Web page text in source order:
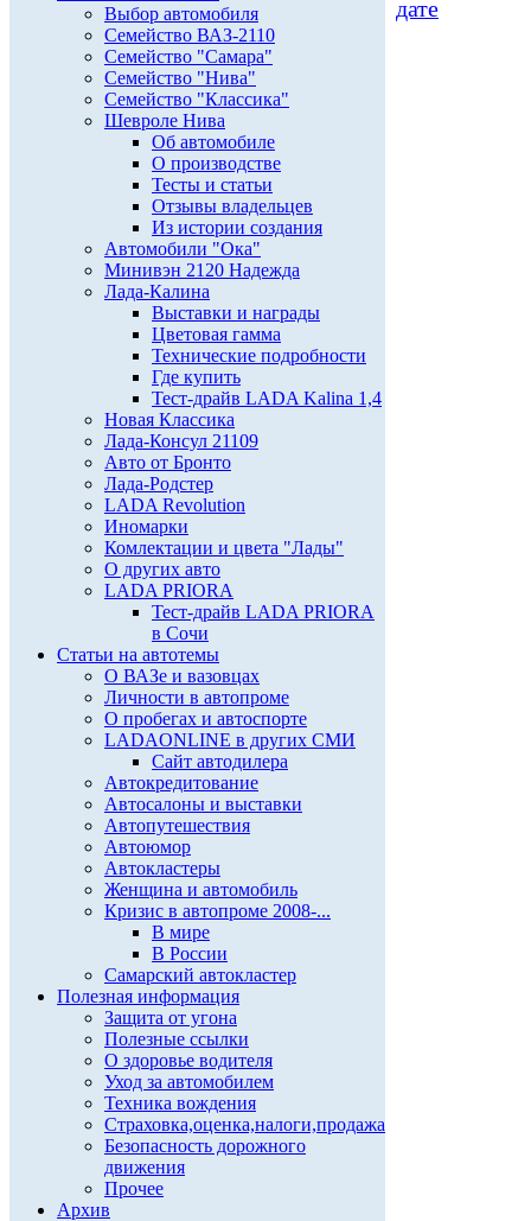
Выбор автомобиля
Семейство ВАЗ-2110
Семейство "Самара"
Семейство "Нива"
Семейство "Классика"
Шевроле Нива
Об автомобиле
О производстве
Тесты и статьи
Отзывы владельцев
Из истории создания
Автомобили "Ока"
Минивэн 2120 Надежда
Лада-Калина
Выставки и награды
Цветовая гамма
Технические подробности
Где купить
Тест-драйв LADA Kalina 1,4
Новая Классика
Лада-Консул 21109
Авто от Бронто
Лада-Родстер
LADA Revolution
Иномарки
Комлектации и цвета "Лады"
О других авто
LADA PRIORA
Тест-драйв LADA PRIORA
в Сочи
Статьи на автотемы
О ВАЗе и вазовцах
Личности в автопроме
О пробегах и автоспорте
LADAONLINE в других СМИ
Сайт автодилера
Автокредитование
Автосалоны и выставки
Автопутешествия
Автоюмор
Автокластеры
Женщина и автомобиль
Кризис в автопроме 2008-...
В мире
В России
Самарский автокластер
Полезная информация
Защита от угона
Полезные ссылки
О здоровье водителя
Уход за автомобилем
Техника вождения
Страховка,оценка,налоги,продажа
Безопасность дорожного
движения
Прочее
Архив
дате